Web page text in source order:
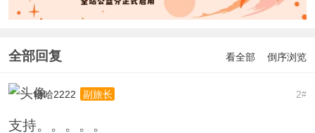
全部回复 看全部 倒序浏览
2#
哈哈2222 副旅长
支持。。。。。